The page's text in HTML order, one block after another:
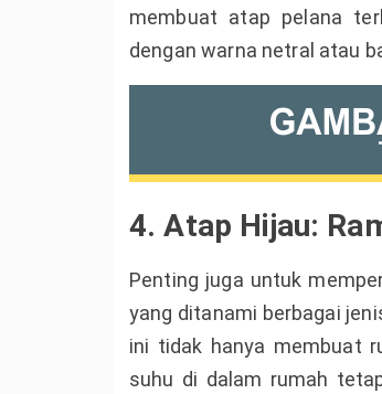
membuat atap pelana
dengan warna netral atau
4. Atap Hijau:
Penting juga untuk
yang ditanami berbagai
ini tidak hanya membuat
suhu di dalam rumah